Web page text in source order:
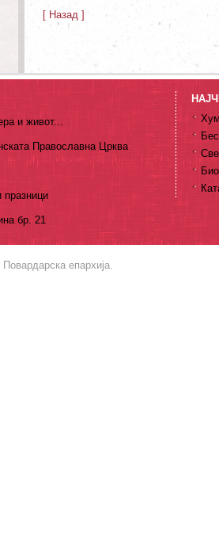
[ Назад ]
и живот...
Православна Црква
празници
бр. 21
епархија.